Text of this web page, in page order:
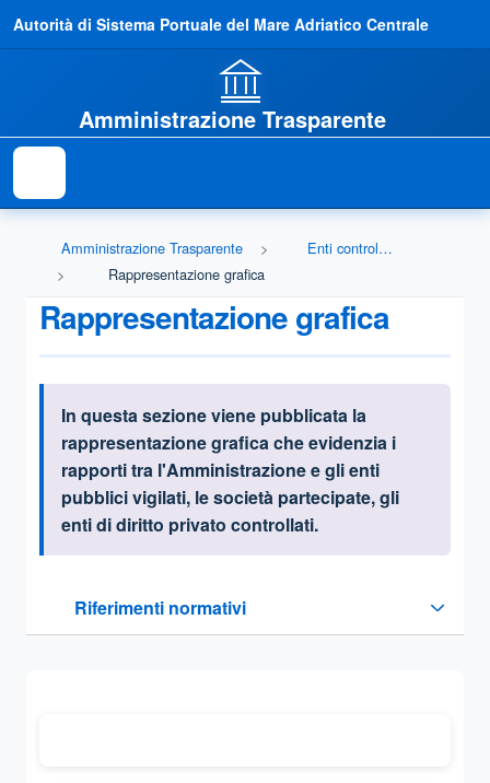
Autorità di Sistema Portuale del Mare Adriatico Centrale
Amministrazione Trasparente
Amministrazione Trasparente
Enti controllati
Rappresentazione grafica
Rappresentazione grafica
Informazioni introduttive
In questa sezione viene pubblicata la
rappresentazione grafica che evidenzia i
rapporti tra l'Amministrazione e gli enti
pubblici vigilati, le società partecipate, gli
enti di diritto privato controllati.
Riferimenti normativi
Sezione compressa